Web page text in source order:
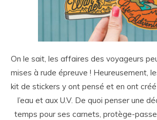
On le sait, les affaires des voyageurs
mises à rude épreuve ! Heureusement,
kit de stickers y ont pensé et en ont
l’eau et aux U.V. De quoi penser une
temps pour ses carnets, protège-